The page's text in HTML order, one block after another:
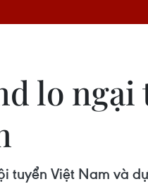
lo
tuyển Việt Nam và